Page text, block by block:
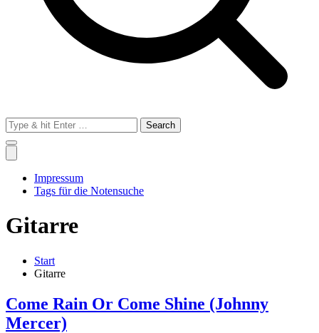
Search
for:
Impressum
Tags für die Notensuche
Gitarre
Start
Gitarre
Come Rain Or Come Shine (Johnny
Mercer)